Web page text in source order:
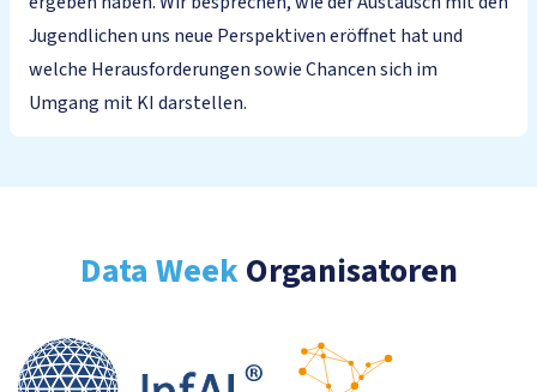
Jugendlichen uns neue Perspektiven eröffnet hat und
welche Herausforderungen sowie Chancen sich im
Umgang mit KI darstellen.
Data WeekOrganisatoren